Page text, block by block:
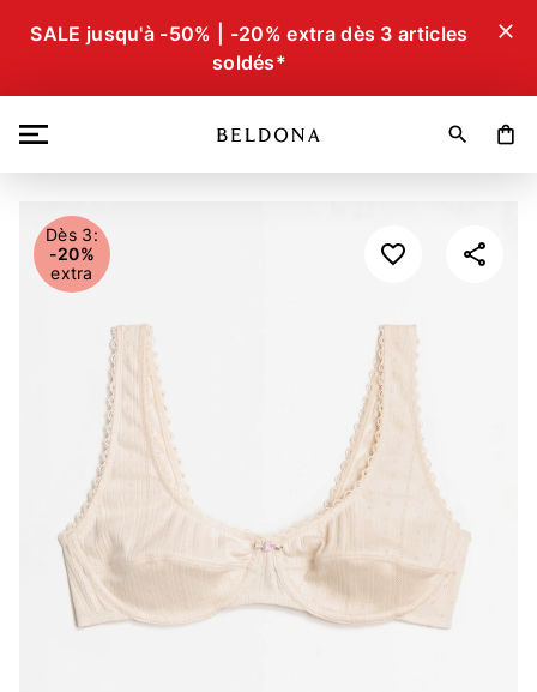
SALE jusqu'à -50% | -20% extra dès 3 articles
soldés*
close
search shopping_bag
Dès 3:
-20%
extra